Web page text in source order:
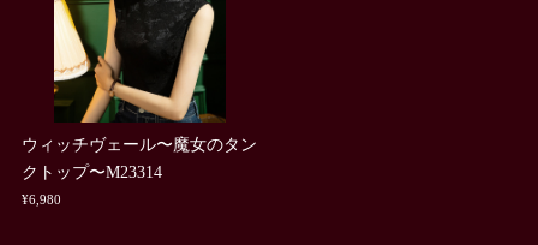
ウィッチヴェール〜魔女のタン
クトップ〜M23314
¥6,980